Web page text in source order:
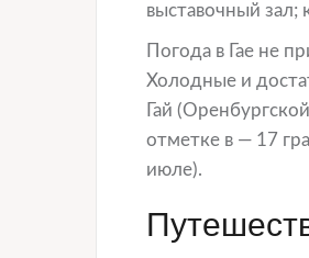
выставочный зал;
Погода в Гае не
Холодные и
Гай
отметке в — 17
июле).